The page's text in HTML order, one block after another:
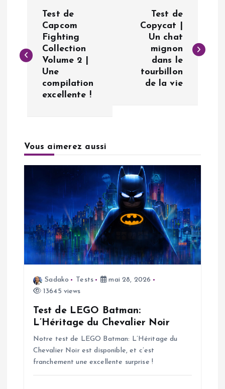
v
t
n
d
Test de
Capcom
Fighting
Collection
Volume 2 |
Une
compilation
excellente !
Test de
Copycat |
Un chat
mignon
dans le
tourbillon
de la vie
Vous aimerez aussi
Sadako Tests
mai 28, 2026
13645 views
Test de LEGO Batman:
L’Héritage du Chevalier Noir
Notre test de LEGO Batman: L’Héritage du
Chevalier Noir est disponible, et c’est
franchement une excellente surprise !